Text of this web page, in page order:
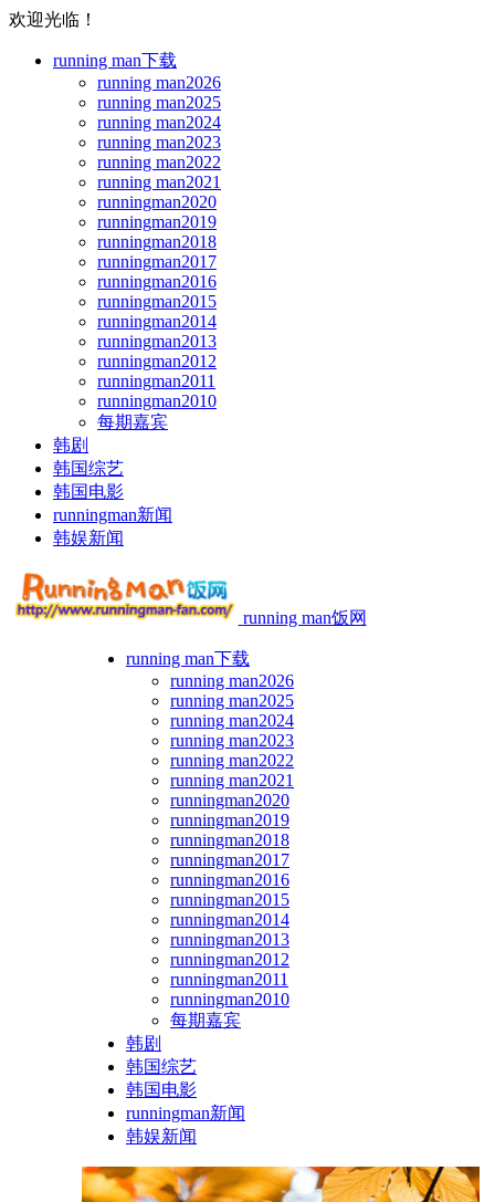
欢迎光临！
running man下载
running man2026
running man2025
running man2024
running man2023
running man2022
running man2021
runningman2020
runningman2019
runningman2018
runningman2017
runningman2016
runningman2015
runningman2014
runningman2013
runningman2012
runningman2011
runningman2010
每期嘉宾
韩剧
韩国综艺
韩国电影
runningman新闻
韩娱新闻
running man饭网
running man下载
running man2026
running man2025
running man2024
running man2023
running man2022
running man2021
runningman2020
runningman2019
runningman2018
runningman2017
runningman2016
runningman2015
runningman2014
runningman2013
runningman2012
runningman2011
runningman2010
每期嘉宾
韩剧
韩国综艺
韩国电影
runningman新闻
韩娱新闻